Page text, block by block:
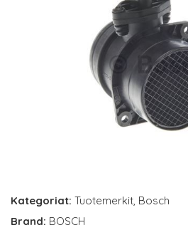
Kategoriat: Tuotemerkit, Bosch
Brand: BOSCH